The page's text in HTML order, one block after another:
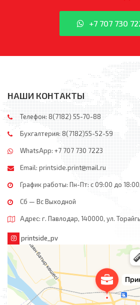
+7 707 730
НАШИ КОНТАКТЫ
Телефон: 8(7182) 55-70-88
Бухгалтерия: 8(7182)55-52-59
WhatsApp: +7 707 730 7223
Email: printside.print@mail.ru
График работы: Пн-Пт: с 09:00 до
Сб — Вс Выходной
Адрес: г. Павлодар, 140000, ул.
printside_pv